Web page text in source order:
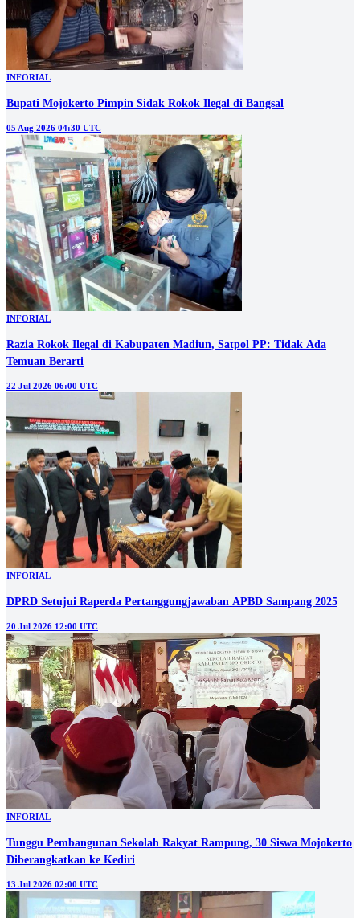
INFORIAL
Bupati Mojokerto Pimpin Sidak Rokok Ilegal di Bangsal
05 Aug 2026 04:30 UTC
INFORIAL
Razia Rokok Ilegal di Kabupaten Madiun, Satpol PP: Tidak Ada
Temuan Berarti
22 Jul 2026 06:00 UTC
INFORIAL
DPRD Setujui Raperda Pertanggungjawaban APBD Sampang 2025
20 Jul 2026 12:00 UTC
INFORIAL
Tunggu Pembangunan Sekolah Rakyat Rampung, 30 Siswa Mojokerto
Diberangkatkan ke Kediri
13 Jul 2026 02:00 UTC